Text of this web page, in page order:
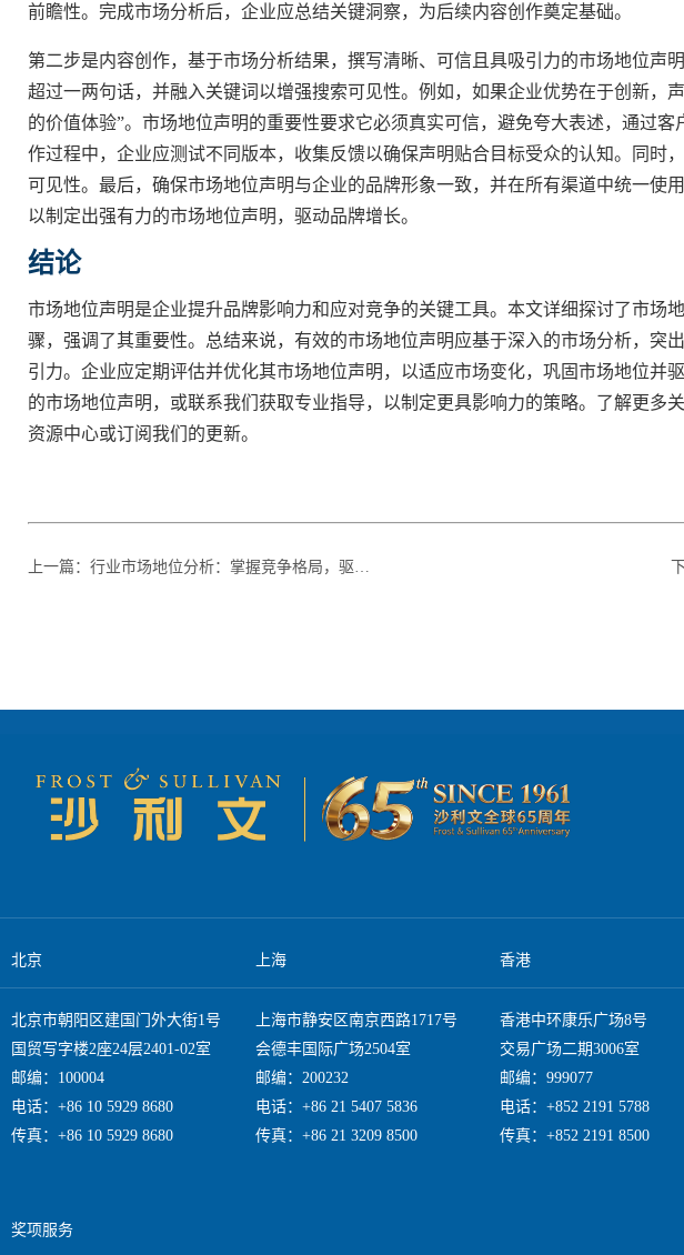
前瞻性。完成市场分析后，企业应总结关键洞察，为后续内容创作奠定基础。
第二步是内容创作，基于市场分析结果，撰写清晰、可信且具吸引力的市场地位声
超过一两句话，并融入关键词以增强搜索可见性。例如，如果企业优势在于创新，
的价值体验”。市场地位声明的重要性要求它必须真实可信，避免夸大表述，通过
作过程中，企业应测试不同版本，收集反馈以确保声明贴合目标受众的认知。同时
可见性。最后，确保市场地位声明与企业的品牌形象一致，并在所有渠道中统一使
以制定出强有力的市场地位声明，驱动品牌增长。
结论
市场地位声明是企业提升品牌影响力和应对竞争的关键工具。本文详细探讨了市场
骤，强调了其重要性。总结来说，有效的市场地位声明应基于深入的市场分析，突
引力。企业应定期评估并优化其市场地位声明，以适应市场变化，巩固市场地位并
的市场地位声明，或联系我们获取专业指导，以制定更具影响力的策略。了解更多
资源中心或订阅我们的更新。
上一篇 ： 行业市场地位分析：掌握竞争格局，驱动企业战略决策的关键
北京 上海 香港
北京市朝阳区建国门外大街1号
国贸写字楼2座24层2401-02室
邮编：100004
电话：+86 10 5929 8680
传真：+86 10 5929 8680
上海市静安区南京西路1717号
会德丰国际广场2504室
邮编：200232
电话：+86 21 5407 5836
传真：+86 21 3209 8500
香港中环康乐广场8号
交易广场二期3006室
邮编：999077
电话：+852 2191 5788
传真：+852 2191 8500
奖项服务